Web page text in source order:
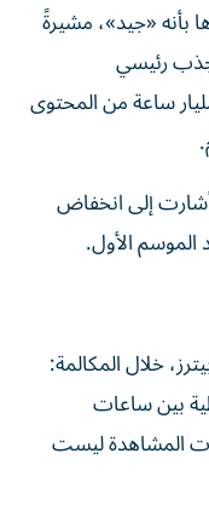
بأنه «جيد»، مشيرةً
جذب رئيسي
الذين شاهدوا أكثر من 97 مليار ساعة من المحتوى
إلى انخفاض
الأول.
خلال المكالمة:
بين ساعات
المشاهدة ليست